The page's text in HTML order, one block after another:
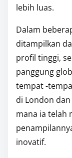
lebih luas.
Dalam
ditampilkan
profil tinggi,
panggung
tempat -
di London
mana ia telah
inovatif.